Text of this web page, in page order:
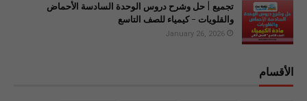
تجميع | حل وشرح دروس الوحدة السادسة الأحماض
والقلويات - كيمياء للصف التاسع
January 26, 2026
الأقسام